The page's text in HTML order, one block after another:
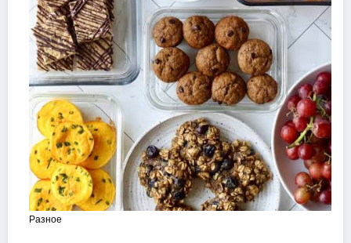
Разное